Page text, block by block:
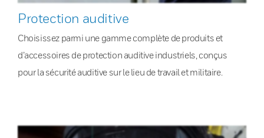
Protection auditive
Choisissez parmi une gamme complète de produits et
d’accessoires de protection auditive industriels, conçus
pour la sécurité auditive sur le lieu de travail et militaire.